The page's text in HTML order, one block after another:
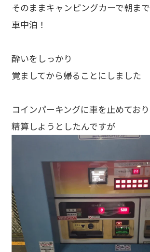
そのままキャンピングカーで朝まで
車中泊！
酔いをしっかり
覚ましてから帰ることにしました
コインパーキングに車を止めており
精算しようとしたんですが